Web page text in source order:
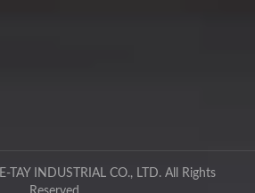
E-TAY INDUSTRIAL CO., LTD.All Rights